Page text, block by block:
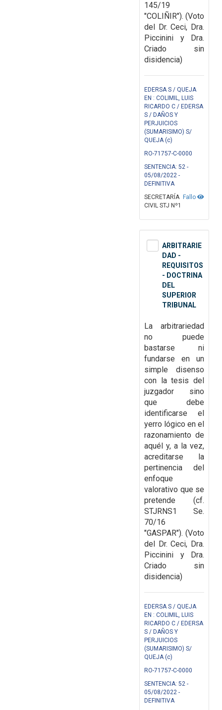
145/19
"COLIÑIR"). (Voto
del Dr. Ceci, Dra.
Piccinini y Dra.
Criado sin
disidencia)
EDERSA S / QUEJA
EN : COLIMIL, LUIS
RICARDO C / EDERSA
S / DAÑOS Y
PERJUICIOS
(SUMARISIMO) S/
QUEJA (c)
RO-71757-C-0000
SENTENCIA: 52 -
05/08/2022 -
DEFINITIVA
Fallo
SECRETARÍA
CIVIL STJ Nº1
ARBITRARIE
DAD -
REQUISITOS
- DOCTRINA
DEL
SUPERIOR
TRIBUNAL
La arbitrariedad
no puede
bastarse ni
fundarse en un
simple disenso
con la tesis del
juzgador sino
que debe
identificarse el
yerro lógico en el
razonamiento de
aquél y, a la vez,
acreditarse la
pertinencia del
enfoque
valorativo que se
pretende (cf.
STJRNS1 Se.
70/16
"GASPAR"). (Voto
del Dr. Ceci, Dra.
Piccinini y Dra.
Criado sin
disidencia)
EDERSA S / QUEJA
EN : COLIMIL, LUIS
RICARDO C / EDERSA
S / DAÑOS Y
PERJUICIOS
(SUMARISIMO) S/
QUEJA (c)
RO-71757-C-0000
SENTENCIA: 52 -
05/08/2022 -
DEFINITIVA